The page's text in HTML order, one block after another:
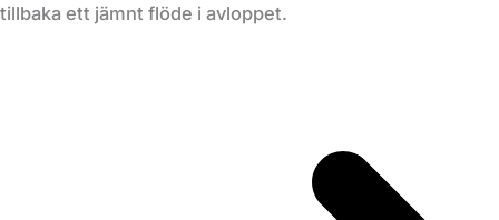
tillbaka ett jämnt flöde i avloppet.